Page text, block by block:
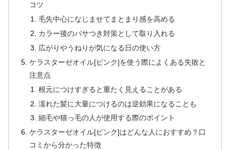
コツ
毛先中心になじませてまとまり感を高める
カラー後のパサつき対策として取り入れる
広がりやうねりが気になる日の使い方
ケラスターゼオイル[ピンク]を使う際によくある失敗と
注意点
根元につけすぎると重たく見えることがある
濡れた髪に大量につけるのは逆効果になることも
細毛や猫っ毛の人が使用する際のポイント
ケラスターゼオイル[ピンク]はどんな人におすすめ？口
コミから分かった特徴